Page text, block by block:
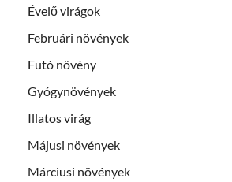
Évelő virágok
Februári növények
Futó növény
Gyógynövények
Illatos virág
Májusi növények
Márciusi növények